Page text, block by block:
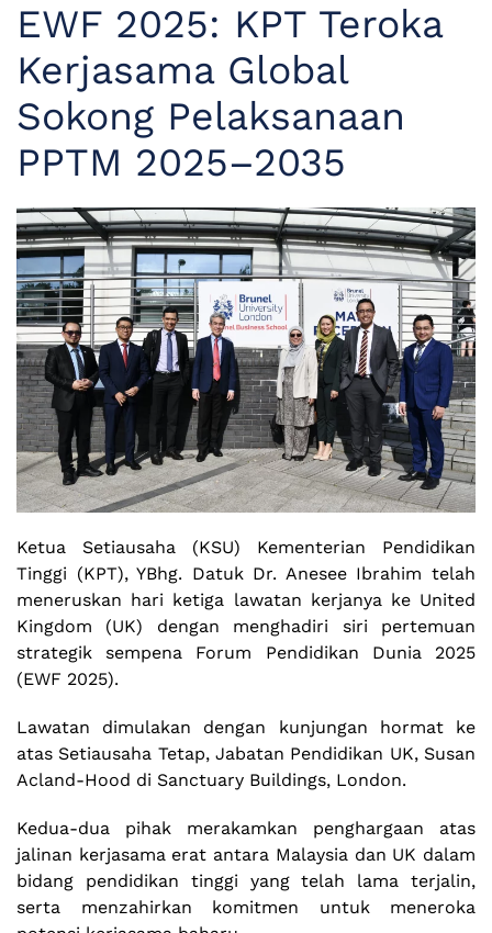
EWF 2025: KPT Teroka
Kerjasama Global
Sokong Pelaksanaan
PPTM 2025–2035
Ketua Setiausaha (KSU) Kementerian Pendidikan
Tinggi (KPT), YBhg. Datuk Dr. Anesee Ibrahim telah
meneruskan hari ketiga lawatan kerjanya ke United
Kingdom (UK) dengan menghadiri siri pertemuan
strategik sempena Forum Pendidikan Dunia 2025
(EWF 2025).
Lawatan dimulakan dengan kunjungan hormat ke
atas Setiausaha Tetap, Jabatan Pendidikan UK, Susan
Acland-Hood di Sanctuary Buildings, London.
Kedua-dua pihak merakamkan penghargaan atas
jalinan kerjasama erat antara Malaysia dan UK dalam
bidang pendidikan tinggi yang telah lama terjalin,
serta menzahirkan komitmen untuk meneroka